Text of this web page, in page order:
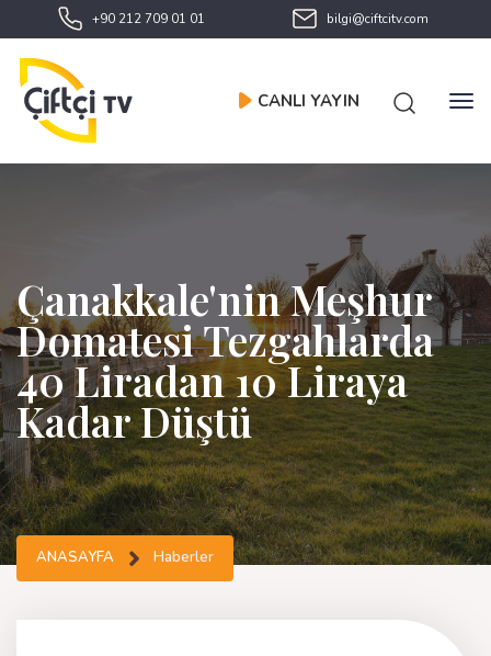
+90 212 709 01 01 bilgi@ciftcitv.com
CANLI YAYIN
Çanakkale'nin Meşhur
Domatesi Tezgahlarda
40 Liradan 10 Liraya
Kadar Düştü
ANASAYFA Haberler